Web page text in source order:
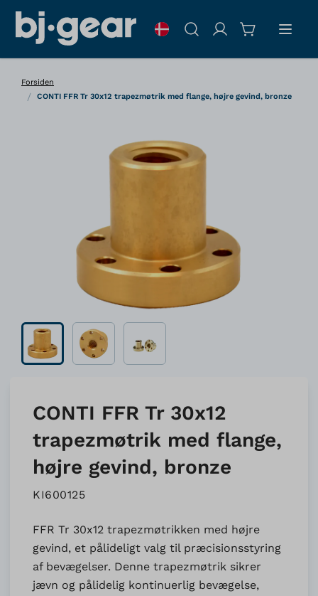
Søg
Forsiden
/ CONTI FFR Tr 30x12 trapezmøtrik med flange, højre gevind, bronze
CONTI FFR Tr 30x12
trapezmøtrik med flange,
højre gevind, bronze
KI600125
FFR Tr 30x12 trapezmøtrikken med højre
gevind, et pålideligt valg til præcisionsstyring
af bevægelser. Denne trapezmøtrik sikrer
jævn og pålidelig kontinuerlig bevægelse,